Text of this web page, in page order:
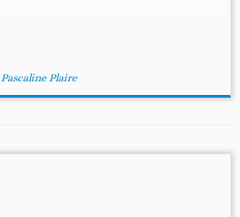
Pascaline Plaire